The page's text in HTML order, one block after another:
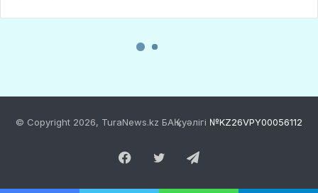
© Copyright 2026, TuraNews.kz БАҚ куәлігі №KZ26VPY00056112
Facebook
Twitter